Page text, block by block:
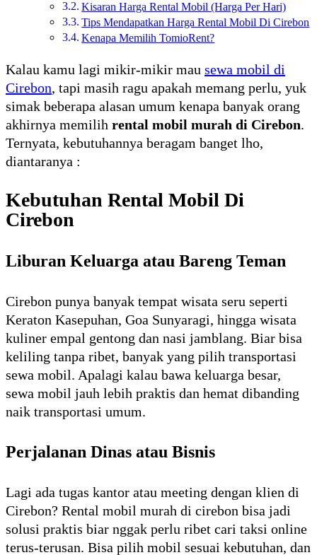
Kisaran Harga Rental Mobil (Harga Per Hari)
Tips Mendapatkan Harga Rental Mobil Di Cirebon
Kenapa Memilih TomioRent?
Kalau kamu lagi mikir-mikir mau sewa mobil di
Cirebon, tapi masih ragu apakah memang perlu, yuk
simak beberapa alasan umum kenapa banyak orang
akhirnya memilih rental mobil murah di Cirebon.
Ternyata, kebutuhannya beragam banget lho,
diantaranya :
Kebutuhan Rental Mobil Di
Cirebon
Liburan Keluarga atau Bareng Teman
Cirebon punya banyak tempat wisata seru seperti
Keraton Kasepuhan, Goa Sunyaragi, hingga wisata
kuliner empal gentong dan nasi jamblang. Biar bisa
keliling tanpa ribet, banyak yang pilih transportasi
sewa mobil. Apalagi kalau bawa keluarga besar,
sewa mobil jauh lebih praktis dan hemat dibanding
naik transportasi umum.
Perjalanan Dinas atau Bisnis
Lagi ada tugas kantor atau meeting dengan klien di
Cirebon? Rental mobil murah di cirebon bisa jadi
solusi praktis biar nggak perlu ribet cari taksi online
terus-terusan. Bisa pilih mobil sesuai kebutuhan, dan